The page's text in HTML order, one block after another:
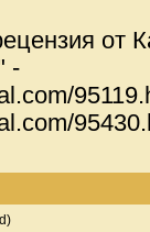
от
-